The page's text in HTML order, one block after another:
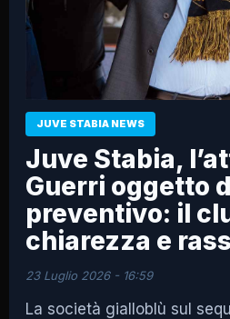
JUVE STABIA NEWS
Juve Stabia,
Guerri oggetto
preventivo: il
chiarezza e
23 Luglio 2026 - 16:59
La società gialloblù sul